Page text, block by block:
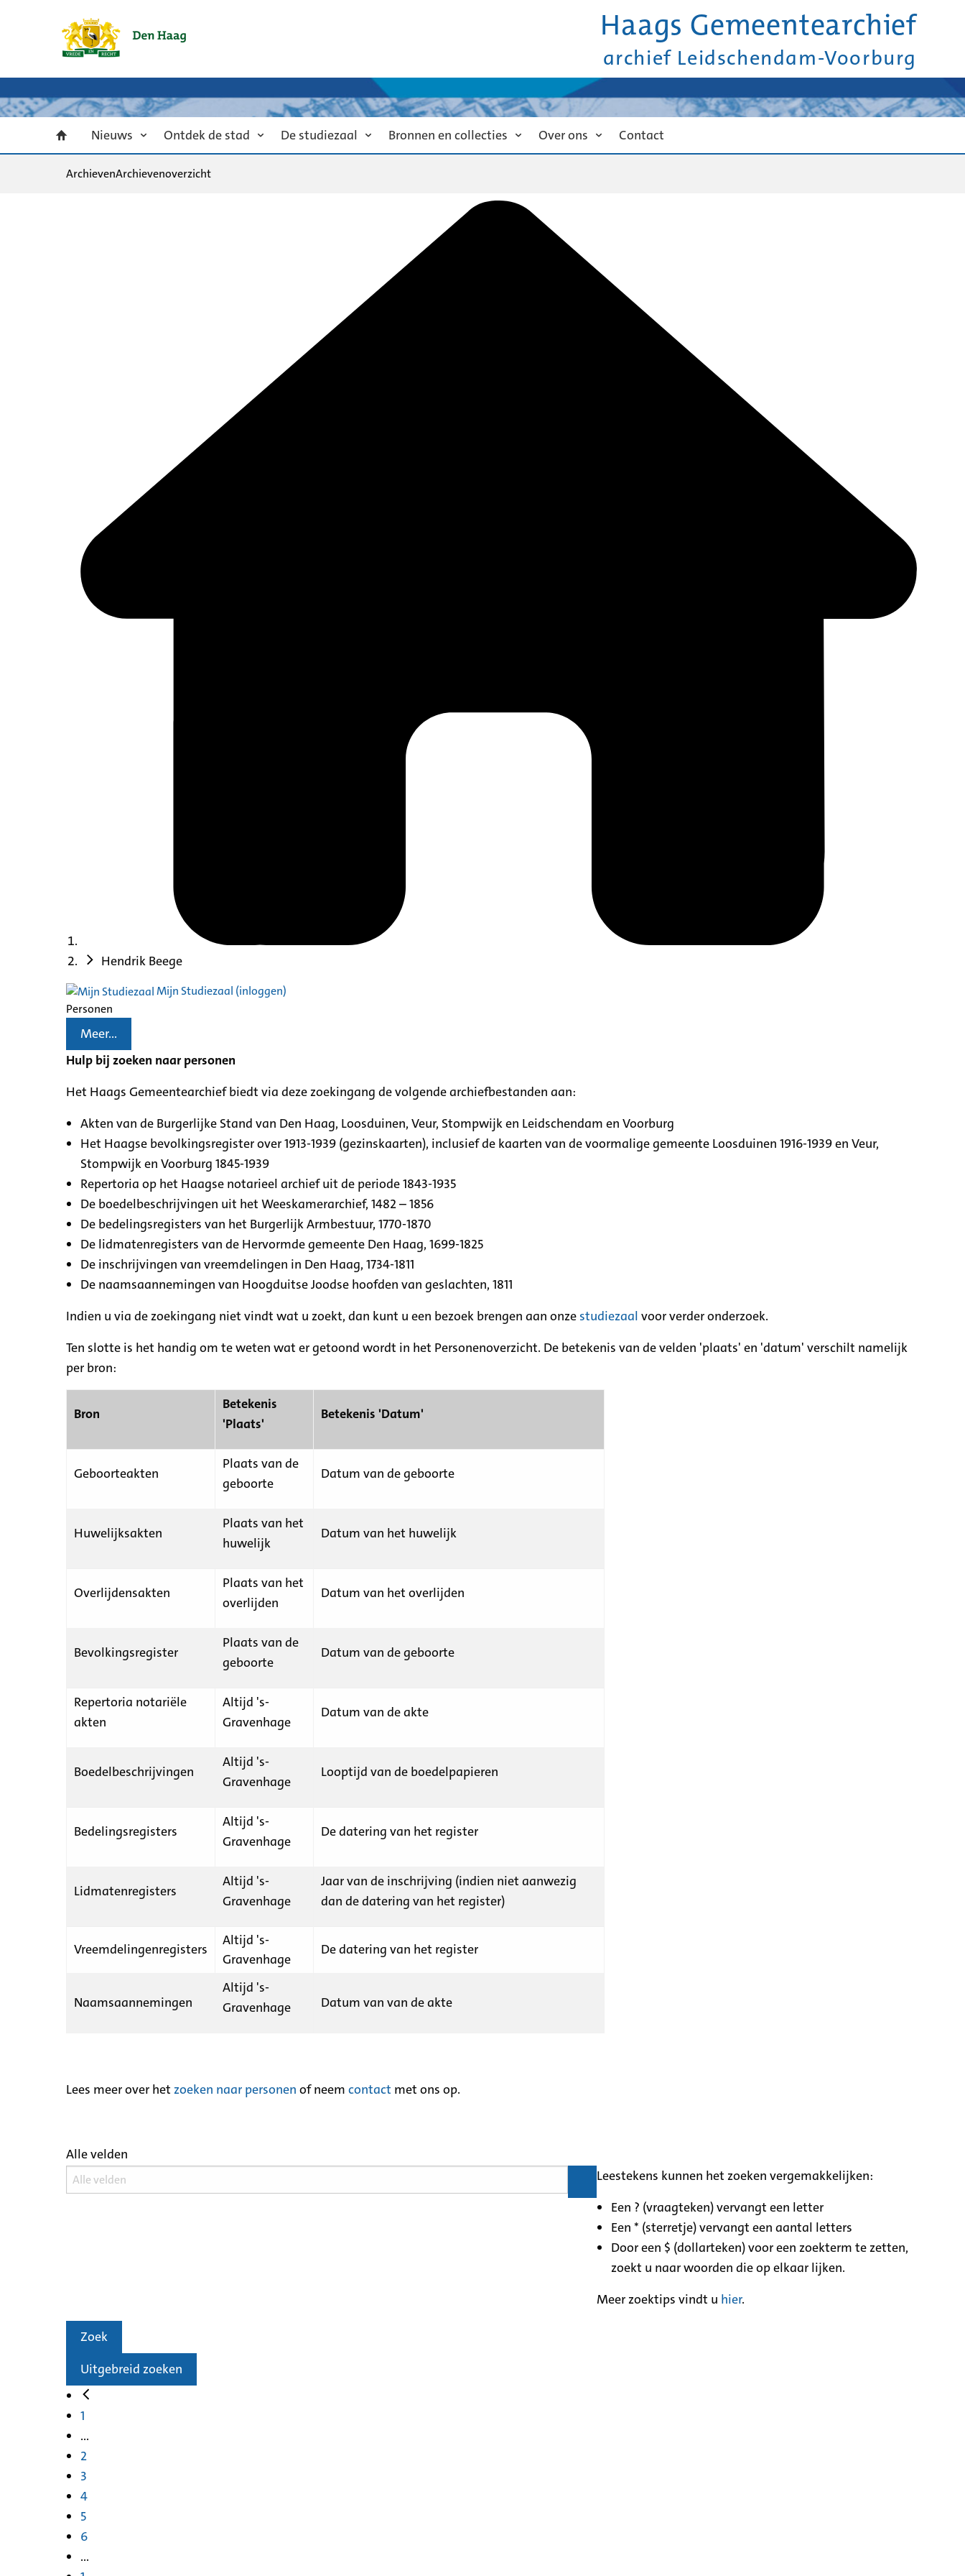
Haags Gemeentearchief
archief Leidschendam-Voorburg
Nieuws Ontdek de stad De studiezaal Bronnen en collecties Over ons Contact
ArchievenArchievenoverzicht
Hendrik Beege
Mijn Studiezaal (inloggen)
Personen
Meer...
Hulp bij zoeken naar personen
Het Haags Gemeentearchief biedt via deze zoekingang de volgende archiefbestanden aan:
Akten van de Burgerlijke Stand van Den Haag, Loosduinen, Veur, Stompwijk en Leidschendam en Voorburg
Het Haagse bevolkingsregister over 1913-1939 (gezinskaarten), inclusief de kaarten van de voormalige gemeente Loosduinen 1916-1939 en Veur,
Stompwijk en Voorburg 1845-1939
Repertoria op het Haagse notarieel archief uit de periode 1843-1935
De boedelbeschrijvingen uit het Weeskamerarchief, 1482 – 1856
De bedelingsregisters van het Burgerlijk Armbestuur, 1770-1870
De lidmatenregisters van de Hervormde gemeente Den Haag, 1699-1825
De inschrijvingen van vreemdelingen in Den Haag, 1734-1811
De naamsaannemingen van Hoogduitse Joodse hoofden van geslachten, 1811
Indien u via de zoekingang niet vindt wat u zoekt, dan kunt u een bezoek brengen aan onze studiezaal voor verder onderzoek.
Ten slotte is het handig om te weten wat er getoond wordt in het Personenoverzicht. De betekenis van de velden 'plaats' en 'datum' verschilt namelijk
per bron:
Bron
Betekenis
'Plaats'
Betekenis 'Datum'
Geboorteakten
Plaats van de
geboorte
Datum van de geboorte
Huwelijksakten
Plaats van het
huwelijk
Datum van het huwelijk
Overlijdensakten
Plaats van het
overlijden
Datum van het overlijden
Bevolkingsregister
Plaats van de
geboorte
Datum van de geboorte
Repertoria notariële
akten
Altijd 's-
Gravenhage
Datum van de akte
Boedelbeschrijvingen
Altijd 's-
Gravenhage
Looptijd van de boedelpapieren
Bedelingsregisters
Altijd 's-
Gravenhage
De datering van het register
Lidmatenregisters
Altijd 's-
Gravenhage
Jaar van de inschrijving (indien niet aanwezig
dan de datering van het register)
Vreemdelingenregisters
Altijd 's-
Gravenhage
De datering van het register
Naamsaannemingen
Altijd 's-
Gravenhage
Datum van van de akte
Lees meer over het zoeken naar personen of neem contact met ons op.
Alle velden
Leestekens kunnen het zoeken vergemakkelijken:
Een ? (vraagteken) vervangt een letter
Een * (sterretje) vervangt een aantal letters
Door een $ (dollarteken) voor een zoekterm te zetten,
zoekt u naar woorden die op elkaar lijken.
Meer zoektips vindt u hier.
Zoek
Uitgebreid zoeken
1
...
2
3
4
5
6
...